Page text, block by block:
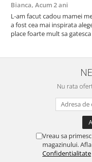
Bianca, Acum 2 ani
L-am facut cadou mamei
a fost cea mai inspirata
place foarte mult sa gatesca
cratita...ma gandesc serios
cumpar si eu! Recomand
Nu rata
Vreau sa
magazinului.
Confidentialitate